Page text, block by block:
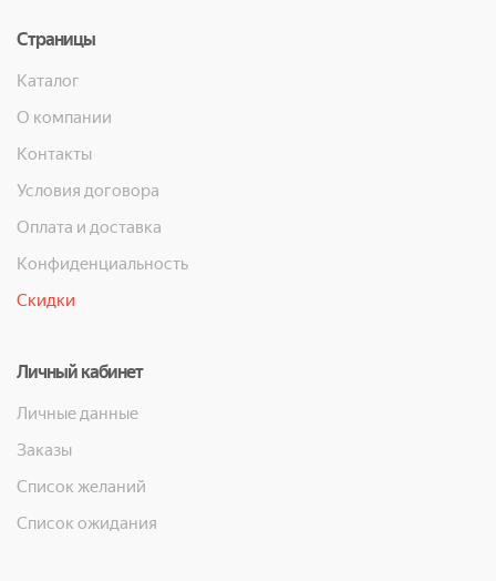
Страницы
Каталог
О компании
Контакты
Условия договора
Оплата и доставка
Конфиденциальность
Скидки
Личный кабинет
Личные данные
Заказы
Список желаний
Список ожидания